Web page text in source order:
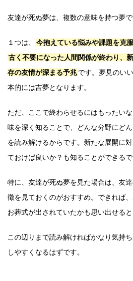
友達が死ぬ夢は、複数の意味を持つ夢で
１つは、 今抱えている悩みや課題を克
古く不要になった人間関係が終わり、
存の友情が深まる予兆です。夢見のい
本的には吉夢となります。
ただ、ここで終わらせるにはもったい
味を深く知ることで、どんな分野にど
を読み解けるからです。新たな展開に
ておけば良いか？も知ることができるで
特に、友達が死ぬ夢を見た場合は、友
徴を見ておくのがおすすめ。できれば
お葬式が出されていたかも思い出せると
この辺りまで読み解ければかなり気持
しやすくなるはずです。